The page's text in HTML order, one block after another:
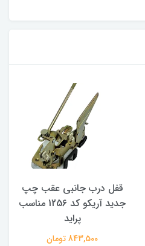
قفل درب جانبی عقب چپ
جدید آریکو کد 1256 مناسب
پراید
843,500 تومان